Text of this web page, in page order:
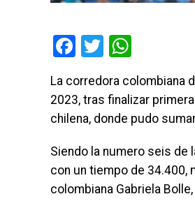
Facebook
Twitter
La corredora colombiana
2023, tras finalizar
chilena, donde pudo
Siendo la numero seis de
con un tiempo de 34.400,
colombiana Gabriela